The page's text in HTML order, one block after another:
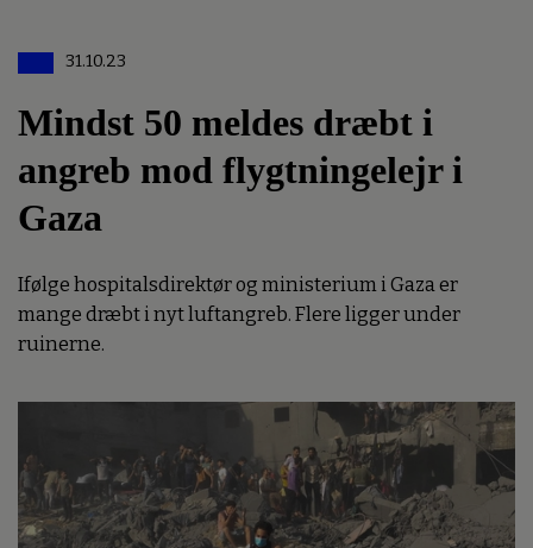
31.10.23
Mindst 50 meldes dræbt i
angreb mod flygtningelejr i
Gaza
Ifølge hospitalsdirektør og ministerium i Gaza er
mange dræbt i nyt luftangreb. Flere ligger under
ruinerne.